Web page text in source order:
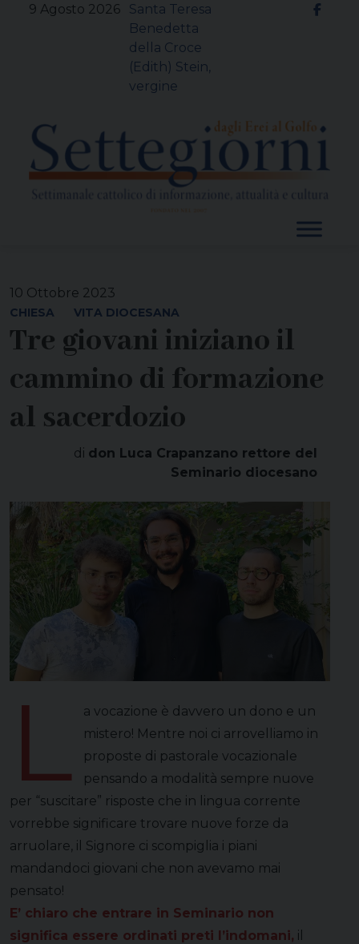
9 Agosto 2026
Santa Teresa
Benedetta
della Croce
(Edith) Stein,
vergine
10 Ottobre 2023
CHIESA VITA DIOCESANA
Tre giovani iniziano il
cammino di formazione
al sacerdozio
di don Luca Crapanzano rettore del
Seminario diocesano
L
a vocazione è davvero un dono e un
mistero! Mentre noi ci arrovelliamo in
proposte di pastorale vocazionale
pensando a modalità sempre nuove
per “suscitare” risposte che in lingua corrente
vorrebbe significare trovare nuove forze da
arruolare, il Signore ci scompiglia i piani
mandandoci giovani che non avevamo mai
pensato!
E’ chiaro che entrare in Seminario non
significa essere ordinati preti l’indomani, il